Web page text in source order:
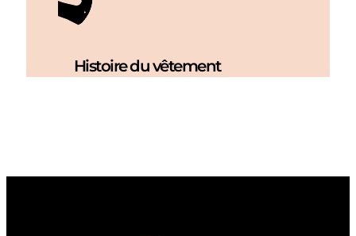
Histoire du vêtement